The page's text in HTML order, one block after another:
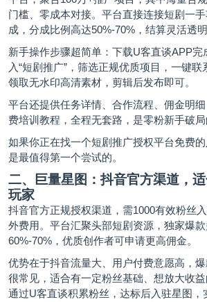
门槛、零成本对接。平台直接连接短剧一
成，分成比例高达50%-70%，结算灵活透明
新手操作步骤超简单：下载U客直谈APP完
入“短剧推广”，筛选正规优质项目，一键联
领取无水印高清素材，剪辑后发布即可。
平台还提供任务详情、合作流程、佣金明
费培训教程，全程无套路，是零粉新手破局
如果你正在找一个短剧推广授权平台免费
是最值得第一个尝试的。
二、巨量星图：抖音官方渠道，
玩家
抖音官方正规授权渠道，需1000有效粉丝
外费用。平台汇聚头部短剧资源，独家爆
60%-70%，优质创作者可申请更高佣金。
优势在于抖音流量大、用户付费意愿高，
很常见，适合有一定粉丝基础、想放大收
通过U客直谈积累粉丝，达标后入驻星图，